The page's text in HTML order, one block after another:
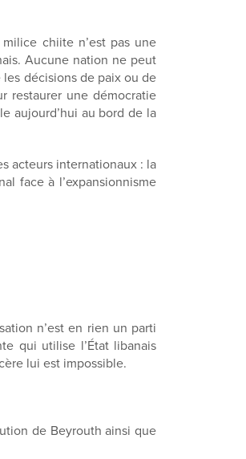
chiite n’est pas une
Aucune nation ne peut
décisions de paix ou de
restaurer une démocratie
aujourd’hui au bord de la
acteurs internationaux : la
face à l’expansionnisme
n’est en rien un parti
qui utilise l’État libanais
lui est impossible.
de Beyrouth ainsi que